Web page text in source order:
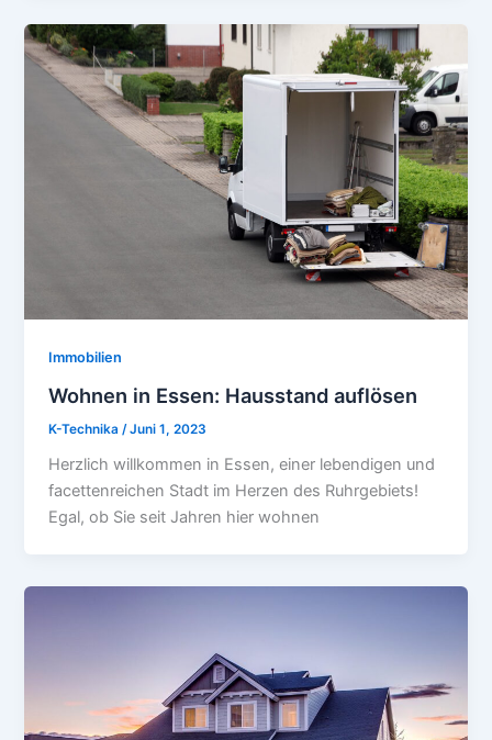
Immobilien
Wohnen in Essen: Hausstand auflösen
K-Technika /Juni 1, 2023
Herzlich willkommen in Essen, einer lebendigen und
facettenreichen Stadt im Herzen des Ruhrgebiets!
Egal, ob Sie seit Jahren hier wohnen